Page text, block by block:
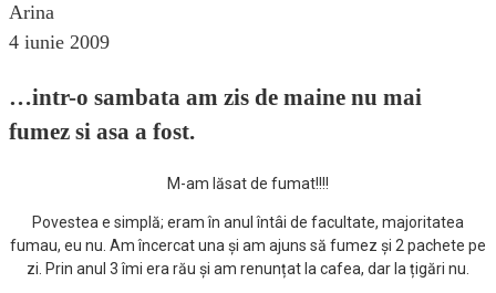
Arina
4 iunie 2009
…intr-o sambata am zis de maine nu mai
fumez si asa a fost.
M-am lăsat de fumat!!!!
Povestea e simplă; eram în anul întâi de facultate, majoritatea
fumau, eu nu. Am încercat una și am ajuns să fumez și 2 pachete pe
zi. Prin anul 3 îmi era rău și am renunțat la cafea, dar la țigări nu.